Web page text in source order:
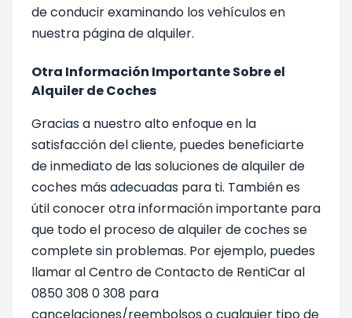
de conducir examinando los vehículos en
nuestra página de alquiler.
Otra Información Importante Sobre el
Alquiler de Coches
Gracias a nuestro alto enfoque en la
satisfacción del cliente, puedes beneficiarte
de inmediato de las soluciones de alquiler de
coches más adecuadas para ti. También es
útil conocer otra información importante para
que todo el proceso de alquiler de coches se
complete sin problemas. Por ejemplo, puedes
llamar al Centro de Contacto de RentiCar al
0850 308 0 308 para
cancelaciones/reembolsos o cualquier tipo de